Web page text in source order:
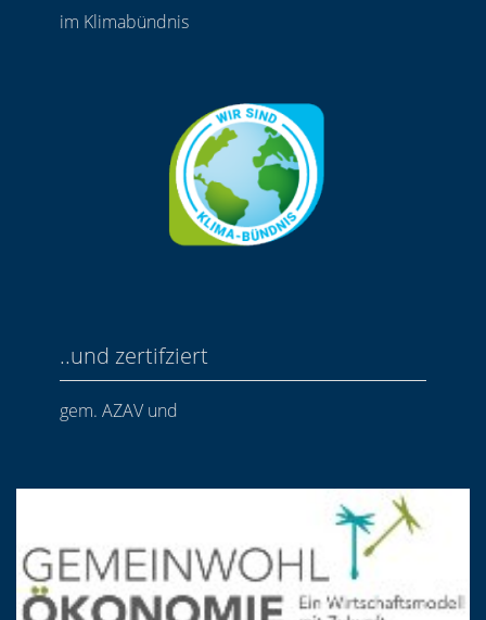
im Klimabündnis
..und zertifziert
gem. AZAV und